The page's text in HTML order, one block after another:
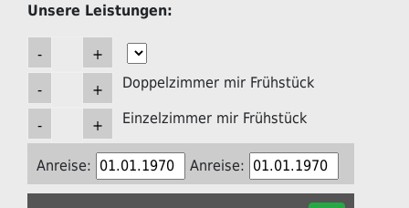
Unsere Leistungen:
Doppelzimmer mir Frühstück
Einzelzimmer mir Frühstück
Anreise: Anreise: